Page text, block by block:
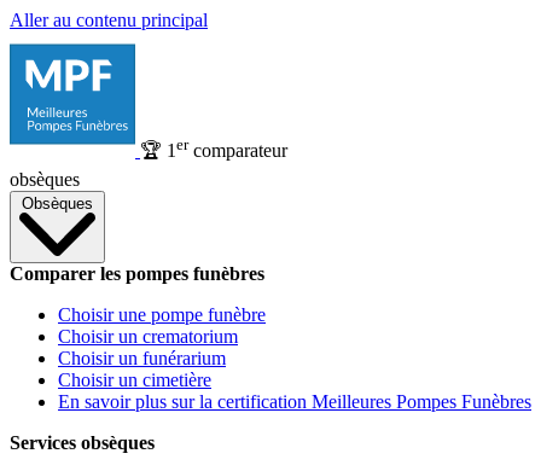
Aller au contenu principal
🏆 1 ercomparateur
obsèques
Obsèques
Comparer les pompes funèbres
Choisir une pompe funèbre
Choisir un crematorium
Choisir un funérarium
Choisir un cimetière
En savoir plus sur la certification Meilleures Pompes Funèbres
Services obsèques